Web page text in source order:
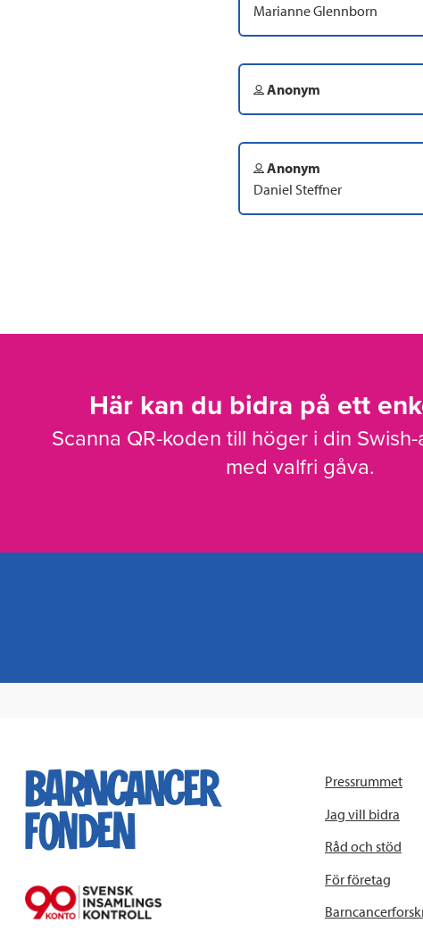
Marianne Glennborn
Anonym
Anonym
Daniel Steffner
Här kan du bidra på ett
Scanna QR-koden till höger i din
med valfri gåva.
Pressrummet
Jag vill bidra
Råd och stöd
För företag